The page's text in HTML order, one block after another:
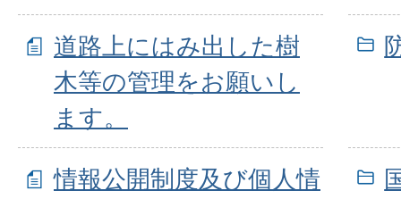
道路上にはみ出した樹
木等の管理をお願いし
ます。
情報公開制度及び個人情